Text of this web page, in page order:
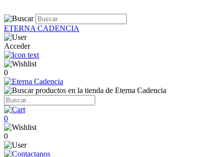
ETERNA CADENCIA
Acceder
0
0
0